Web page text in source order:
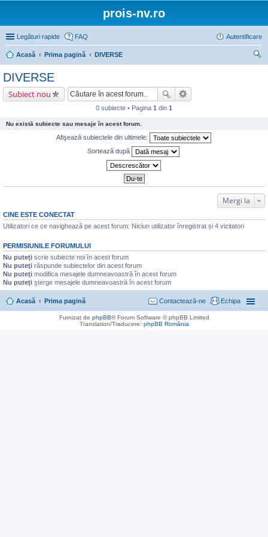
prois-nv.ro
Legături rapide FAQ Autentificare
Acasă Prima pagină
DIVERSE
DIVERSE
Subiect nou
0 subiecte • Pagina 1 din 1
Nu există subiecte sau mesaje în acest forum.
Afişează subiectele din ultimele:
Sortează după
Mergi la
CINE ESTE CONECTAT
Utilizatori ce ce navighează pe acest forum: Niciun utilizator înregistrat și 4 vizitatori
PERMISIUNILE FORUMULUI
Nu puteţi scrie subiecte noi în acest forum
Nu puteţi răspunde subiectelor din acest forum
Nu puteţi modifica mesajele dumneavoastră în acest forum
Nu puteţi şterge mesajele dumneavoastră în acest forum
Acasă Prima pagină Echipa
Contactează-ne
Furnizat de phpBB® Forum Software © phpBB Limited
Translation/Traducere: phpBB România